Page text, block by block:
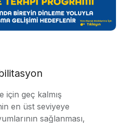
için geç kalmış
en üst seviyeye
sağlanması,